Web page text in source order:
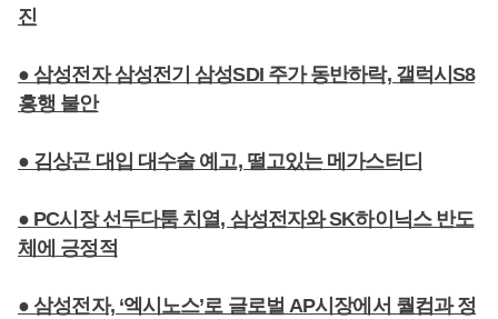
진
● 삼성전자 삼성전기 삼성SDI 주가 동반하락, 갤럭시S8
흥행 불안
● 김상곤 대입 대수술 예고, 떨고있는 메가스터디
● PC시장 선두다툼 치열, 삼성전자와 SK하이닉스 반도
체에 긍정적
● 삼성전자, ‘엑시노스’로 글로벌 AP시장에서 퀄컴과 정